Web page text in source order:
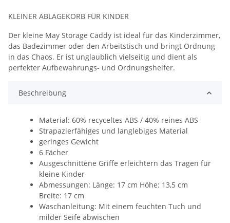
KLEINER ABLAGEKORB FÜR KINDER
Der kleine May Storage Caddy ist ideal für das Kinderzimmer,
das Badezimmer oder den Arbeitstisch und bringt Ordnung
in das Chaos. Er ist unglaublich vielseitig und dient als
perfekter Aufbewahrungs- und Ordnungshelfer.
Beschreibung
Material: 60% recyceltes ABS / 40% reines ABS
Strapazierfähiges und langlebiges Material
geringes Gewicht
6 Fächer
Ausgeschnittene Griffe erleichtern das Tragen für
kleine Kinder
Abmessungen: Länge: 17 cm Höhe: 13,5 cm
Breite: 17 cm
Waschanleitung: Mit einem feuchten Tuch und
milder Seife abwischen